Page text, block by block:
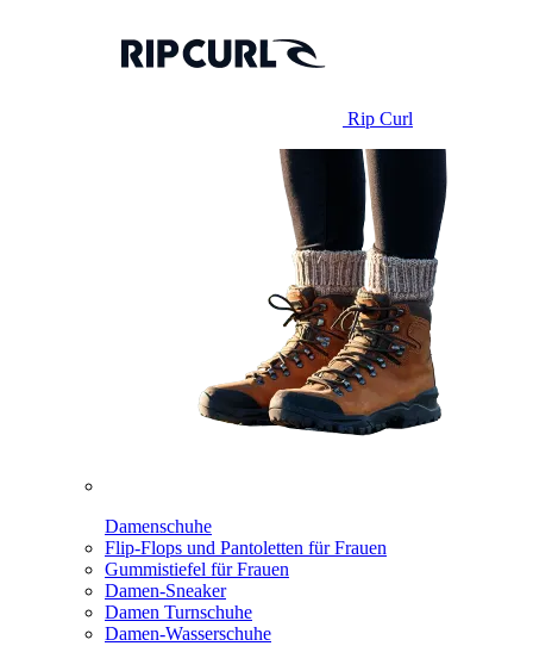
Rip Curl
Damenschuhe
Flip-Flops und Pantoletten für Frauen
Gummistiefel für Frauen
Damen-Sneaker
Damen Turnschuhe
Damen-Wasserschuhe